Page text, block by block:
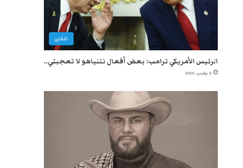
التقارير
الرئيس الأمريكي ترامب: بعض أفعال نتنياهو لا تعجبني..
2 نوفمبر، 2025